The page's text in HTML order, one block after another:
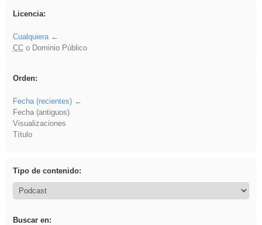
Licencia:
Cualquiera
CCo Dominio Público
Orden:
Fecha (recientes)
Fecha (antiguos)
Visualizaciones
Título
Tipo de contenido:
Buscar en: